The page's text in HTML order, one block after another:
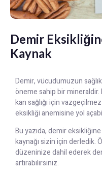
Demir
Kaynak
Demir, vücudumuzun
öneme sahip bir mineraldir.
kan sağlığı için
eksikliği anemisine yol
Bu yazıda, demir
kaynağı sizin için derledik.
düzeninize dahil ederek
artırabilirsiniz.